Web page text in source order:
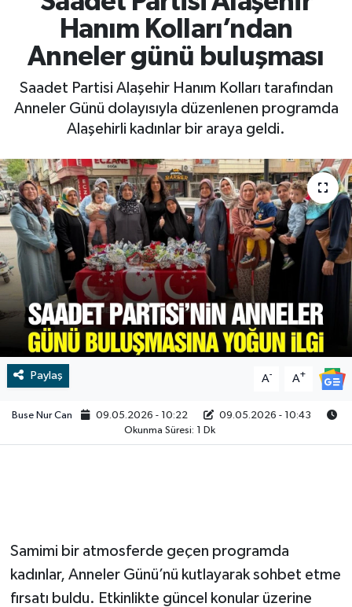
Hanım Kolları’ndan
Anneler günü buluşması
Saadet Partisi Alaşehir Hanım Kolları tarafından
Anneler Günü dolayısıyla düzenlenen programda
Alaşehirli kadınlar bir araya geldi.
Paylaş A- A+
Buse Nur Can 09.05.2026 - 10:22
09.05.2026 - 10:43
Okunma Süresi: 1 Dk
Samimi bir atmosferde geçen programda
kadınlar, Anneler Günü’nü kutlayarak sohbet etme
fırsatı buldu. Etkinlikte güncel konular üzerine
RESMİ İLAN
BİLİM VE TEKNOLOJİ
RESMİ İLAN
Yaşam
Tarih
Dünya
İletişim
Künye
SPOR
Vefat
Video